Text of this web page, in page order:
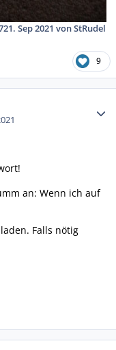
21. Sep 2021 von StRudel
9
an: Wenn ich auf
Falls nötig